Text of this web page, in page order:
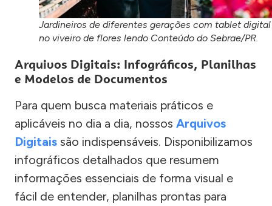
Jardineiros de diferentes gerações com tablet digital
no viveiro de flores lendo Conteúdo do Sebrae/PR.
Arquivos Digitais: Infográficos, Planilhas
e Modelos de Documentos
Para quem busca materiais práticos e
aplicáveis no dia a dia, nossos Arquivos
Digitais são indispensáveis. Disponibilizamos
infográficos detalhados que resumem
informações essenciais de forma visual e
fácil de entender, planilhas prontas para